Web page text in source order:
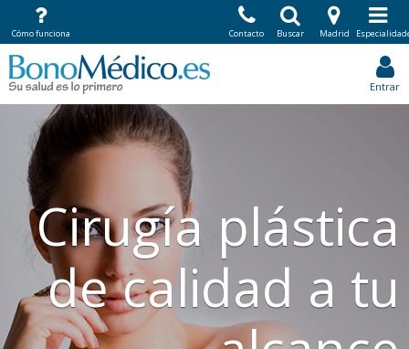
Entrar
Cirugía plástica
de calidad a tu
Cómo funciona Contacto Buscar Madrid